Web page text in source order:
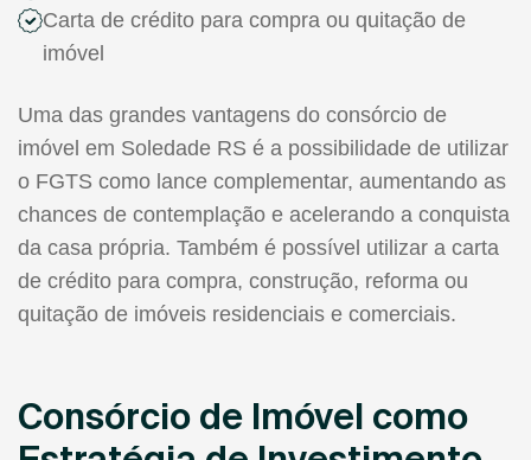
Carta de crédito para compra ou quitação de
imóvel
Uma das grandes vantagens do consórcio de
imóvel em Soledade RS é a possibilidade de utilizar
o FGTS como lance complementar, aumentando as
chances de contemplação e acelerando a conquista
da casa própria. Também é possível utilizar a carta
de crédito para compra, construção, reforma ou
quitação de imóveis residenciais e comerciais.
Consórcio de Imóvel como